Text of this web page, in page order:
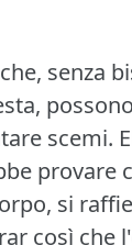
senza
possono
scemi.
provare
si
così che